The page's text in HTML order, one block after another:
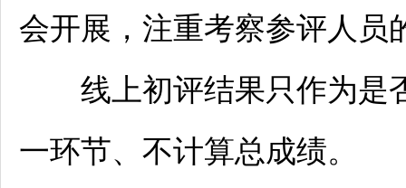
会开展，注重考察参评人员
线上初评结果只作为是
一环节、不计算总成绩。